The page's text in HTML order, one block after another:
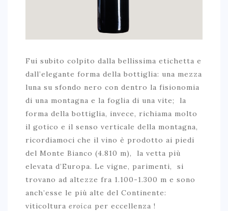
Fui subito colpito dalla bellissima etichetta e
dall’elegante forma della bottiglia: una mezza
luna su sfondo nero con dentro la fisionomia
di una montagna e la foglia di una vite; la
forma della bottiglia, invece, richiama molto
il gotico e il senso verticale della montagna,
ricordiamoci che il vino è prodotto ai piedi
del Monte Bianco (4.810 m), la vetta più
elevata d’Europa. Le vigne, parimenti, si
trovano ad altezze fra 1.100-1.300 m e sono
anch’esse le più alte del Continente:
viticoltura eroica per eccellenza !